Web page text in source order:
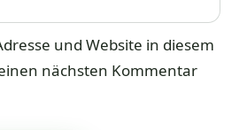
und Website in diesem
nächsten Kommentar